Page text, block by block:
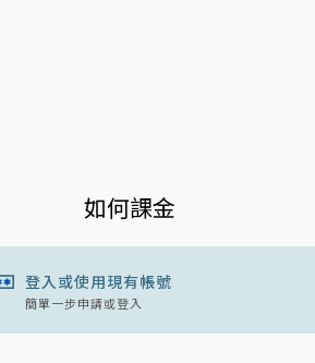
如何課金
登入或使用現有帳號
簡單一步申請或登入